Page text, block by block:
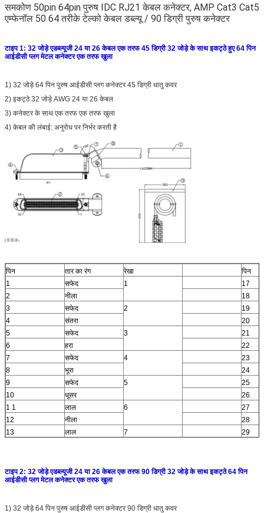
समकोण 50pin 64pin पुरुष IDC RJ21 केबल कनेक्टर, AMP Cat3 Cat5
एम्फेनॉल 50 64 तरीके टेल्को केबल डब्ल्यू / 90 डिग्री पुरुष कनेक्टर
टाइप 1: 32 जोड़े एडब्ल्यूजी 24 या 26 केबल एक तरफ 45 डिग्री 32 जोड़े के साथ इकट्ठे हुए 64 पिन
आईडीसी प्लग मेटल कनेक्टर एक तरफ खुला
1) 32 जोड़े 64 पिन पुरुष आईडीसी प्लग कनेक्टर 45 डिग्री धातु कवर
2) इकट्ठे 32 जोड़े AWG 24 या 26 केबल
3) कनेक्टर के साथ एक तरफ एक तरफ खुला
4) केबल की लंबाई: अनुरोध पर निर्भर करती है
पिन तार का रंग रेखा
पिन
1
सफेद 1
17
2
नीला
18
3
सफेद 2
19
4
संतरा
20
5
सफेद 3
21
6
हरा
22
7
सफेद 4
23
8
भूरा
24
9
सफेद 5
25
10
धूसर
26
1 1
लाल 6
27
12
नीला
28
13
लाल 7
29
16
हरा 32
टाइप 2: 32 जोड़े एडब्ल्यूजी 24 या 26 केबल एक तरफ 90 डिग्री 32 जोड़े के साथ इकट्ठे 64 पिन
आईडीसी प्लग मेटल कनेक्टर एक तरफ खुला
1) 32 जोड़े 64 पिन पुरुष आईडीसी प्लग कनेक्टर 90 डिग्री धातु कवर